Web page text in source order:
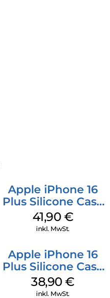
Apple iPhone 16
Plus Silicone Case
MagSafe Stone
Gray
41,90 €
inkl. MwSt.
Apple iPhone 16
Plus Silicone Case
MagSafe Denim
38,90€
inkl. MwSt.